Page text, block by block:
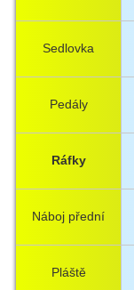
Sedlovka
Pedály
Ráfky
Náboj přední
Pláště